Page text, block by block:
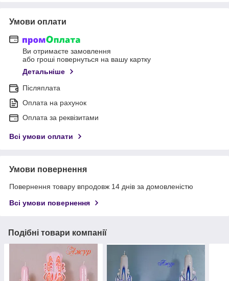
Умови оплати
Ви отримаєте замовлення
або гроші повернуться на вашу картку
Детальніше
Післяплата
Оплата на рахунок
Оплата за реквізитами
Всі умови оплати
Умови повернення
Повернення товару впродовж 14 днів за домовленістю
Всі умови повернення
Подібні товари компанії